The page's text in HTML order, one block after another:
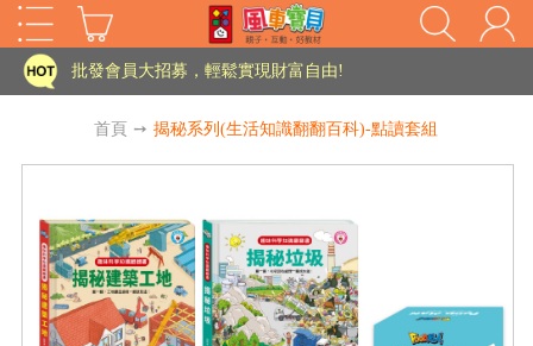
HOT
家長樂了!「風車書版集團暨FOOD超人企業總部」目前正興建中!
批發會員大招募，輕鬆實現財富自由!
老師您好!!幼教會員火熱招募中~
批發會員大招募，輕鬆實現財富自由!
首頁 ➙ 揭秘系列(生活知識翻翻百科)-點讀套組